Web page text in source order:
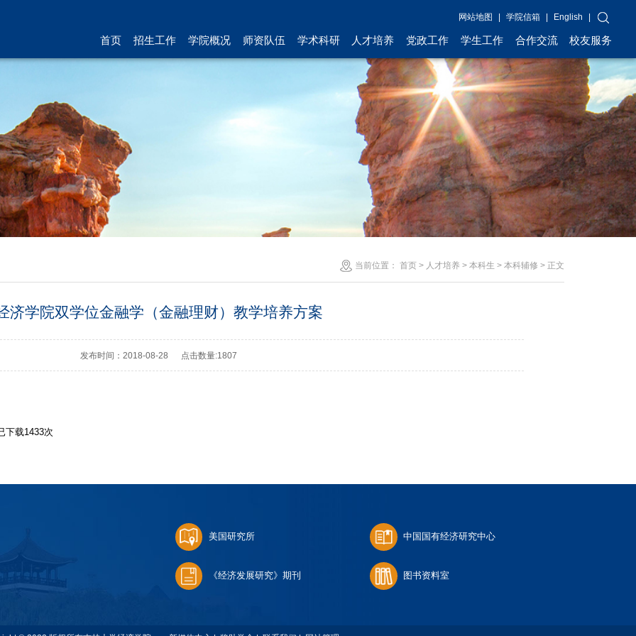
网站地图 学院信箱 English
首页 招生工作 学院概况 师资队伍 学术科研 人才培养 党政工作 学生工作 合作交流 校友服务
当前位置：首页 > 人才培养 >本科生 >本科辅修 > 正文
济学院双学位金融学（金融理财）教学培养方案
发布时间：2018-08-28 点击数量:1807
下载1433次
美国研究所 中国国有经济研究中心
《经济发展研究》期刊 图书资料室